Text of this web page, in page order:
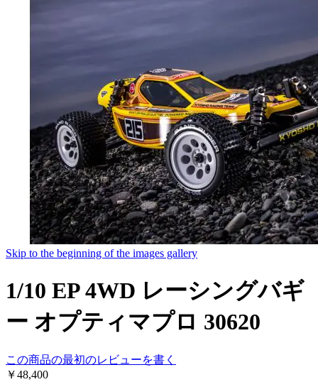
Skip to the beginning of the images gallery
1/10 EP 4WD レーシングバギ
ー オプティマプロ 30620
この商品の最初のレビューを書く
￥48,400